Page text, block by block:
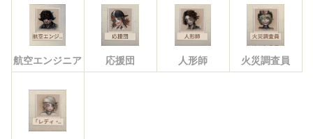
航空エンジニア 応援団 人形師 火災調査員